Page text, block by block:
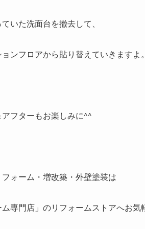
いた洗面台を撤去して、
ンフロアから貼り替えていきますよ。
アフターもお楽しみに^^
ォーム・増改築・外壁塗装は
ム専門店」のリフォームストアへお気